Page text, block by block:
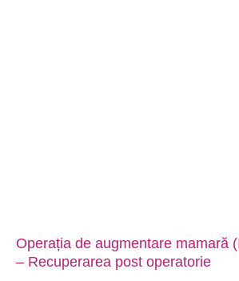
Operația de augmentare mamară
– Recuperarea post operatorie